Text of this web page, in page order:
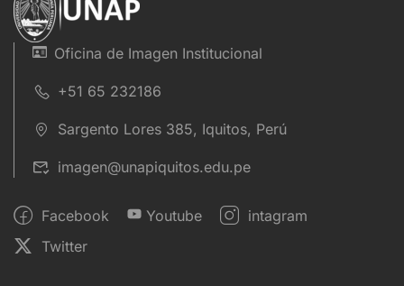
Oficina de Imagen Institucional
+51 65 232186
Sargento Lores 385, Iquitos, Perú
imagen@unapiquitos.edu.pe
Facebook Youtube
intagram
Twitter